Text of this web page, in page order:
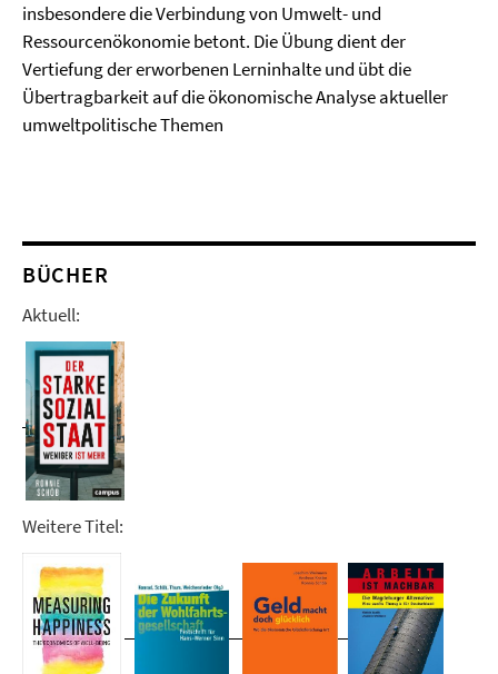
insbesondere die Verbindung von Umwelt- und
Ressourcenökonomie betont. Die Übung dient der
Vertiefung der erworbenen Lerninhalte und übt die
Übertragbarkeit auf die ökonomische Analyse aktueller
umweltpolitische Themen
BÜCHER
Aktuell:
Weitere Titel: